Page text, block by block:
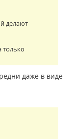
делают
даже в виде